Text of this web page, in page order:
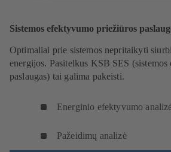
Sistemos efektyvumo priežiūros
Optimaliai prie sistemos nepritaikyti
energijos. Pasitelkus KSB SES
paslaugas) tai galima pakeisti.
Energinio efektyvumo
Pažeidimų analizė